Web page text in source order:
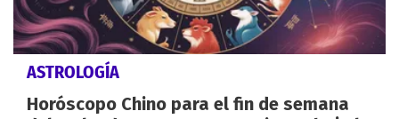
ASTROLOGÍA
Horóscopo Chino para el fin de semana